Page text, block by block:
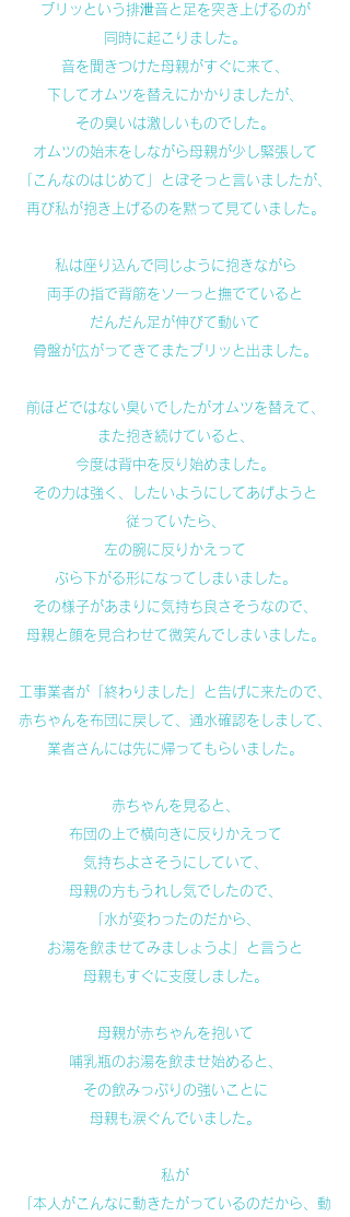
ブリッという排泄音と足を突き上げるのが
同時に起こりました。
音を聞きつけた母親がすぐに来て、
下してオムツを替えにかかりましたが、
その臭いは激しいものでした。
オムツの始末をしながら母親が少し緊張して
「こんなのはじめて」とぼそっと言いましたが、
再び私が抱き上げるのを黙って見ていました。
私は座り込んで同じように抱きながら
両手の指で背筋をソーっと撫でていると
だんだん足が伸びて動いて
骨盤が広がってきてまたブリッと出ました。
前ほどではない臭いでしたがオムツを替えて、
また抱き続けていると、
今度は背中を反り始めました。
その力は強く、したいようにしてあげようと
従っていたら、
左の腕に反りかえって
ぶら下がる形になってしまいました。
その様子があまりに気持ち良さそうなので、
母親と顔を見合わせて微笑んでしまいました。
工事業者が「終わりました」と告げに来たので、
赤ちゃんを布団に戻して、通水確認をしまして、
業者さんには先に帰ってもらいました。
赤ちゃんを見ると、
布団の上で横向きに反りかえって
気持ちよさそうにしていて、
母親の方もうれし気でしたので、
「水が変わったのだから、
お湯を飲ませてみましょうよ」と言うと
母親もすぐに支度しました。
母親が赤ちゃんを抱いて
哺乳瓶のお湯を飲ませ始めると、
その飲みっぷりの強いことに
母親も涙ぐんでいました。
私が
「本人がこんなに動きたがっているのだから、動